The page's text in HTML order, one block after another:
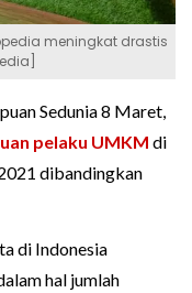
meningkat drastis
Sedunia 8 Maret,
pelaku UMKM di
dibandingkan
di Indonesia
hal jumlah